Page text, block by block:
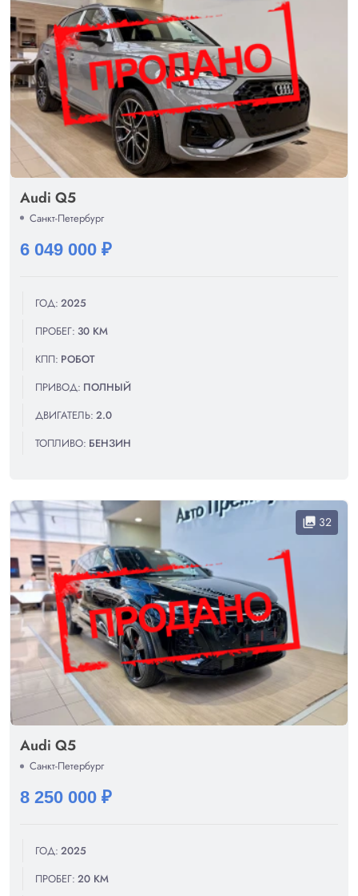
Audi Q5
Санкт-Петербург
6 049 000 ₽
ГОД: 2025
ПРОБЕГ: 30 КМ
КПП: РОБОТ
ПРИВОД: ПОЛНЫЙ
ДВИГАТЕЛЬ: 2.0
ТОПЛИВО: БЕНЗИН
collections 32
Audi Q5
Санкт-Петербург
8 250 000 ₽
ГОД: 2025
ПРОБЕГ: 20 КМ